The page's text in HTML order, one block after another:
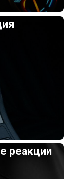
реакции